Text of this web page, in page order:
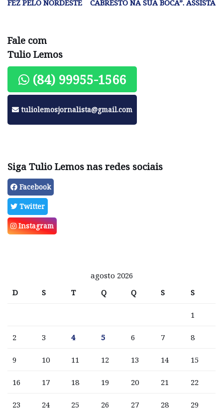
FEZ PELO NORDESTE
CABRESTO NA SUA BOCA”. ASSISTA
Fale com
Tulio Lemos
(84) 99955-1566
tuliolemosjornalista@gmail.com
Siga Tulio Lemos nas redes sociais
Facebook
Twitter
Instagram
agosto 2026
D
S T Q Q S S
1
2 3 4 5 6 7 8
9 10 11 12 13 14 15
16 17 18 19 20 21 22
23 24 25 26 27 28 29